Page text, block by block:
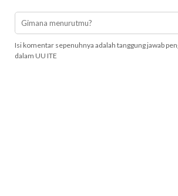
Isi komentar sepenuhnya adalah tanggung jawab
dalam UU ITE